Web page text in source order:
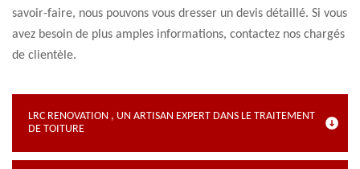
savoir-faire, nous pouvons vous dresser un devis détaillé. Si vous
avez besoin de plus amples informations, contactez nos chargés
de clientèle.
LRC RENOVATION , UN ARTISAN EXPERT DANS LE TRAITEMENT
DE TOITURE